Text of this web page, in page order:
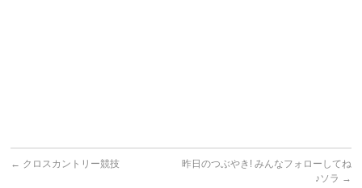
← クロスカントリー競技
昨日のつぶやき! みんなフォローしてね
♪ソラ →